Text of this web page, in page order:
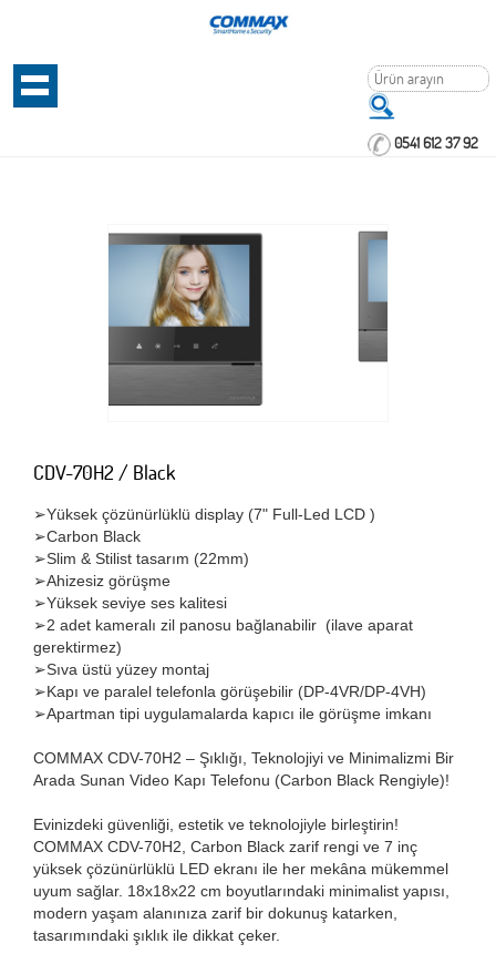
0541 612 37 92
CDV-70H2 / Black
➢Yüksek çözünürlüklü display (7" Full-Led LCD )
➢Carbon Black
➢Slim & Stilist tasarım (22mm)
➢Ahizesiz görüşme
➢Yüksek seviye ses kalitesi
➢2 adet kameralı zil panosu bağlanabilir (ilave aparat
gerektirmez)
➢Sıva üstü yüzey montaj
➢Kapı ve paralel telefonla görüşebilir (DP-4VR/DP-4VH)
➢Apartman tipi uygulamalarda kapıcı ile görüşme imkanı
COMMAX CDV-70H2 – Şıklığı, Teknolojiyi ve Minimalizmi Bir
Arada Sunan Video Kapı Telefonu (Carbon Black Rengiyle)!
Evinizdeki güvenliği, estetik ve teknolojiyle birleştirin!
COMMAX CDV-70H2, Carbon Black zarif rengi ve 7 inç
yüksek çözünürlüklü LED ekranı ile her mekâna mükemmel
uyum sağlar. 18x18x22 cm boyutlarındaki minimalist yapısı,
modern yaşam alanınıza zarif bir dokunuş katarken,
tasarımındaki şıklık ile dikkat çeker.